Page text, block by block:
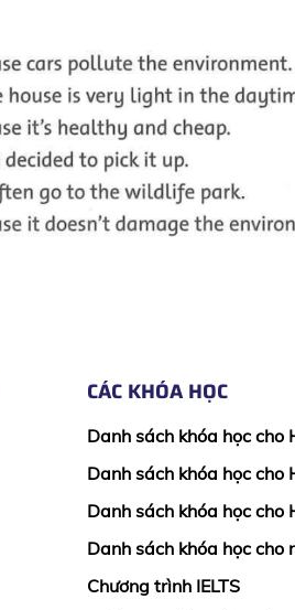
CÁC KHÓA HỌC
Danh sách khóa học cho
Danh sách khóa học cho
Danh sách khóa học cho
Danh sách khóa học cho
Chương trình IELTS